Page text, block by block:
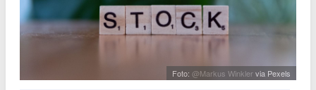
Foto: @Markus Winklervia Pexels